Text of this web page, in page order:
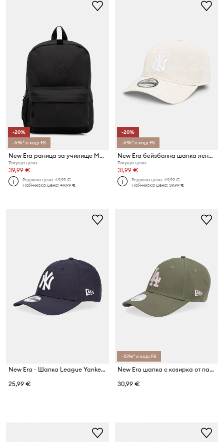
-20%
-5%* с код: FS
New Era раница за училище MATTE PU STADIUM NYY
Текуща цена:
39,99 €
Редовна цена:49,99 €
Най-ниска цена:49,99 €
-20%
-5%* с код: FS
New Era бейзболна шапка ленена 9TWENTY®
Текуща цена:
31,99 €
Редовна цена:49,99 €
Най-ниска цена:39,99 €
New Era - Шапка League Yankees ESSENTIAL 9FORTY®
25,99 €
-15%* с код: FS
New Era шапка с козирка от памук METALLIC 940 LA DODGERS
30,99 €